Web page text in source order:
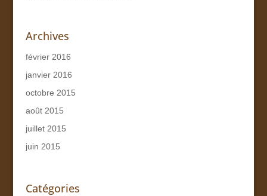
Archives
février 2016
janvier 2016
octobre 2015
août 2015
juillet 2015
juin 2015
Catégories